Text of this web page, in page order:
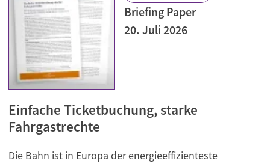
Briefing Paper
20. Juli 2026
Einfache Ticketbuchung, starke
Fahrgastrechte
Die Bahn ist in Europa der energieeffizienteste